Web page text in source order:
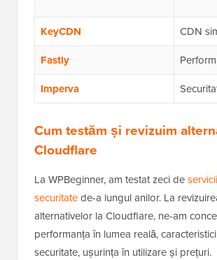
KeyCDN CDN
Fastly
Imperva
Cum testăm și revizuim
Cloudflare
La WPBeginner, am testat zeci de
securitatede-a lungul anilor. La
alternativelor la Cloudflare, ne-am
performanța în lumea reală,
securitate, ușurința în utilizare și prețuri.